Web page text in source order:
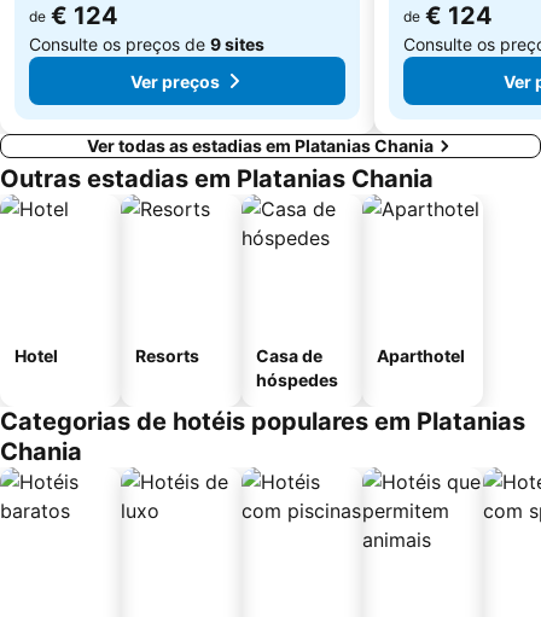
de € 124
Consulte os preços de 9 sites
Ver preços
de € 124
Consulte os
Ver
Ver todas as estadias em Platanias Chania
Outras estadias em Platanias Chania
Hotel Resorts
Casa de
hóspedes
Aparthotel
Categorias de hotéis populares em Platanias
Chania